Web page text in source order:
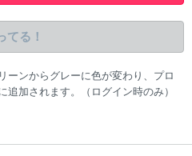
てる！
ーンからグレーに色が変わり、プロ
追加されます。（ログイン時のみ）